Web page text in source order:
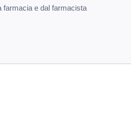
farmacia e dal farmacista